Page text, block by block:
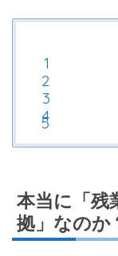
本当に「残
拠」なのか